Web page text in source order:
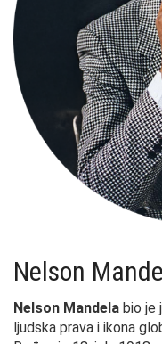
Nelson
Nelson Mandela bio je
ljudska prava i ikona